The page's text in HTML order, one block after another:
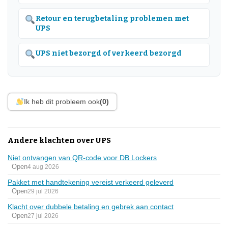
Retour en terugbetaling problemen met
UPS
UPS niet bezorgd of verkeerd bezorgd
Ik heb dit probleem ook(0)
Andere klachten over UPS
Niet ontvangen van QR-code voor DB Lockers
Open4 aug 2026
Pakket met handtekening vereist verkeerd geleverd
Open29 jul 2026
Klacht over dubbele betaling en gebrek aan contact
Open27 jul 2026